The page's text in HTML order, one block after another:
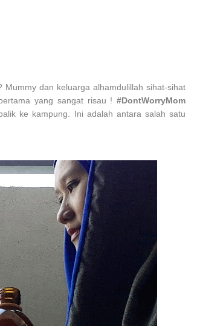
dan keluarga alhamdulillah sihat-sihat
yang sangat risau ! #DontWorryMom
ke kampung. Ini adalah antara salah satu